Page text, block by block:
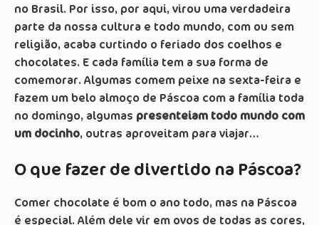
no Brasil. Por isso, por aqui, virou uma verdadeira
parte da nossa cultura e todo mundo, com ou sem
religião, acaba curtindo o feriado dos coelhos e
chocolates. E cada família tem a sua forma de
comemorar. Algumas comem peixe na sexta-feira e
fazem um belo almoço de Páscoa com a família toda
no domingo, algumas presenteiam todo mundo com
um docinho, outras aproveitam para viajar…
O que fazer de divertido na Páscoa?
Comer chocolate é bom o ano todo, mas na Páscoa
é especial. Além dele vir em ovos de todas as cores,